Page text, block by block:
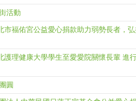
活動
市福佑宮公益愛心捐款助力弱勢長者，
護理健康大學學生至愛愛院關懷長輩 進
圓